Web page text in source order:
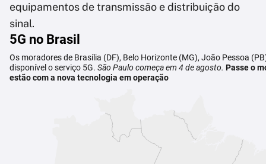
equipamentos de transmissão e distribuição do
sinal.